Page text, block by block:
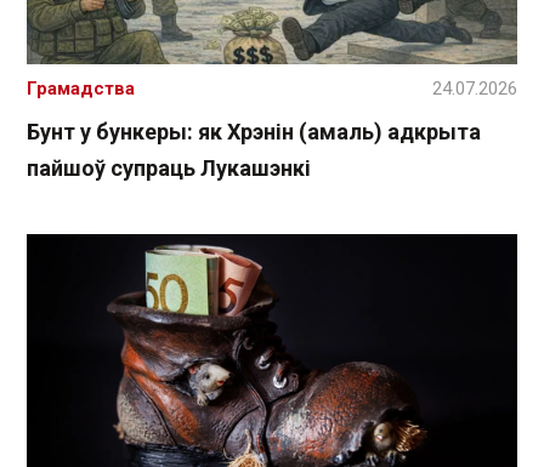
Бунт у бункеры: як Хрэнін (амаль) адкрыта
пайшоў супраць Лукашэнкі
Грамадства 24.07.2026